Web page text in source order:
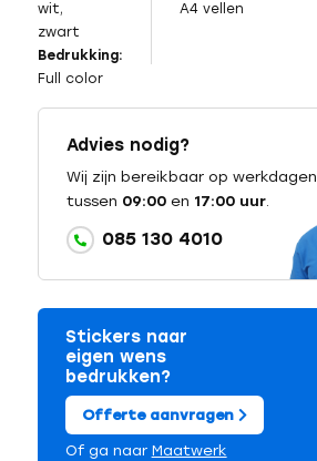
wit,
zwart
Bedrukking:
Full color
A4 vellen
Advies nodig?
Wij zijn bereikbaar op werkdagen
tussen 09:00en 17:00 uur.
085 130 4010
Stickers naar
eigen wens
bedrukken?
Offerte aanvragen
Of ga naar Maatwerk